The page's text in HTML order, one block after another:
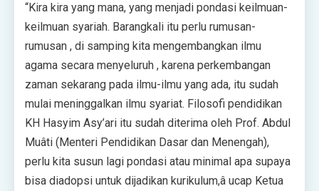
“Kira kira yang mana, yang menjadi pondasi keilmuan-
keilmuan syariah. Barangkali itu perlu rumusan-
rumusan , di samping kita mengembangkan ilmu
agama secara menyeluruh , karena perkembangan
zaman sekarang pada ilmu-ilmu yang ada, itu sudah
mulai meninggalkan ilmu syariat. Filosofi pendidikan
KH Hasyim Asy’ari itu sudah diterima oleh Prof. Abdul
Muâti (Menteri Pendidikan Dasar dan Menengah),
perlu kita susun lagi pondasi atau minimal apa supaya
bisa diadopsi untuk dijadikan kurikulum,â ucap Ketua